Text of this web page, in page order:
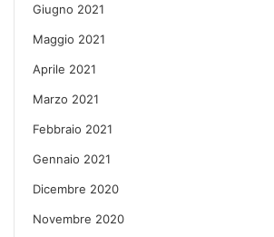
Giugno 2021
Maggio 2021
Aprile 2021
Marzo 2021
Febbraio 2021
Gennaio 2021
Dicembre 2020
Novembre 2020